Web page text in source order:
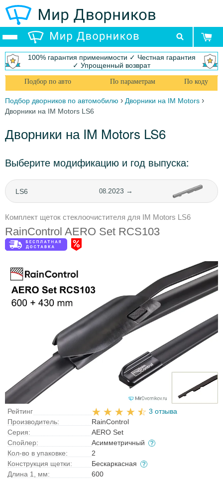
100% гарантия применимости ✓ Честная гарантия
✓ Упрощенный возврат
Подбор по авто По параметрам По коду
Подбор дворников по автомобилю › Дворники на IM Motors ›
Дворники на IM Motors LS6
Дворники на IM Motors LS6
Выберите модификацию и год выпуска:
LS6 08 .2023 →
Комплект щеток стеклоочистителя для IM Motors LS6
RainControl AERO Set RCS103
Рейтинг
3 отзыва
Производитель:
RainControl
Серия:
AERO Set
Спойлер:
Асимметричный
Кол-во в упаковке:
2
Конструкция щетки:
Бескаркасная
Длина 1, мм:
600